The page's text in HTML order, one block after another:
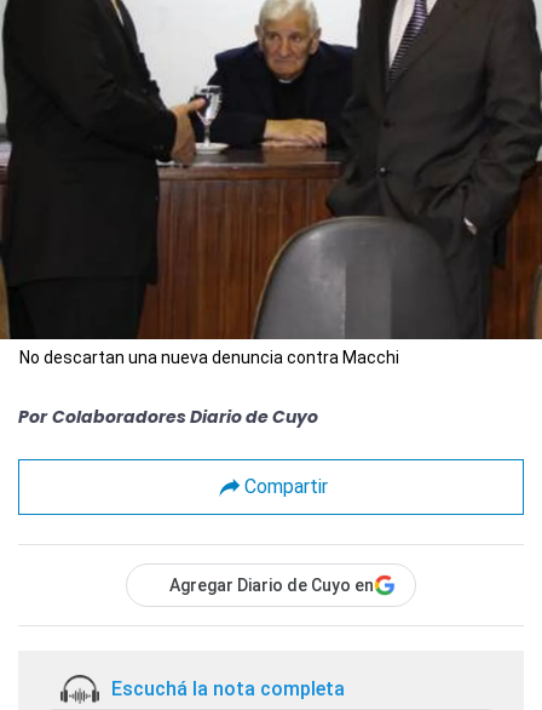
No descartan una nueva denuncia contra Macchi
Por Colaboradores Diario de Cuyo
Compartir
Agregar Diario de Cuyo en
Escuchá la nota completa